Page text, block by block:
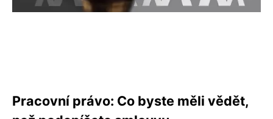
Pracovní právo: Co byste měli vědět,